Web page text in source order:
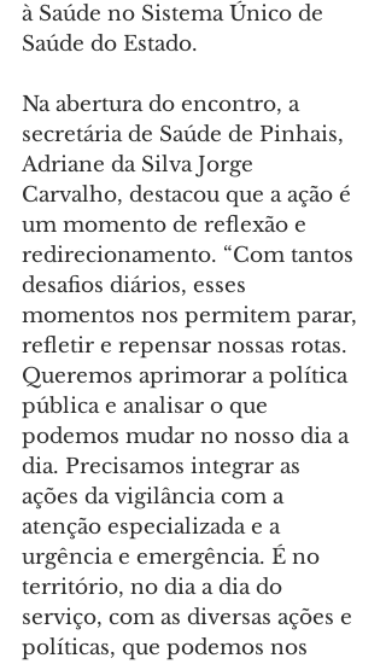
à Saúde no Sistema Único de
Saúde do Estado.
Na abertura do encontro, a
secretária de Saúde de Pinhais,
Adriane da Silva Jorge
Carvalho, destacou que a ação é
um momento de reflexão e
redirecionamento. “Com tantos
desafios diários, esses
momentos nos permitem parar,
refletir e repensar nossas rotas.
Queremos aprimorar a política
pública e analisar o que
podemos mudar no nosso dia a
dia. Precisamos integrar as
ações da vigilância com a
atenção especializada e a
urgência e emergência. É no
território, no dia a dia do
serviço, com as diversas ações e
políticas, que podemos nos